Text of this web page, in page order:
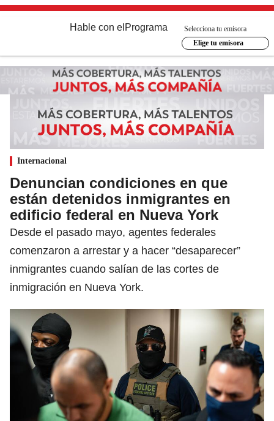
Hable con el Programa
Selecciona tu emisora
Elige tu emisora
Internacional
Denuncian condiciones en que
están detenidos inmigrantes en
edificio federal en Nueva York
Desde el pasado mayo, agentes federales
comenzaron a arrestar y a hacer “desaparecer”
inmigrantes cuando salían de las cortes de
inmigración en Nueva York.